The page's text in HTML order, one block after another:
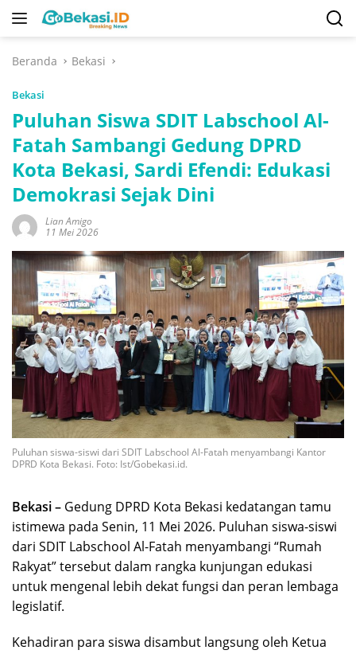
Langsung
Beranda
Bekasi
Bekasi
Puluhan Siswa SDIT Labschool Al-
Fatah Sambangi Gedung DPRD
Kota Bekasi, Sardi Efendi: Edukasi
Demokrasi Sejak Dini
Lian Amigo
11 Mei 2026
Puluhan siswa-siswi dari SDIT Labschool Al-Fatah menyambangi Kantor
DPRD Kota Bekasi. Foto: Ist/Gobekasi.id.
Bekasi – Gedung DPRD Kota Bekasi kedatangan tamu
istimewa pada Senin, 11 Mei 2026. Puluhan siswa-siswi
dari SDIT Labschool Al-Fatah menyambangi “Rumah
Rakyat” tersebut dalam rangka kunjungan edukasi
untuk mengenal lebih dekat fungsi dan peran lembaga
legislatif.
Kehadiran para siswa disambut langsung oleh Ketua